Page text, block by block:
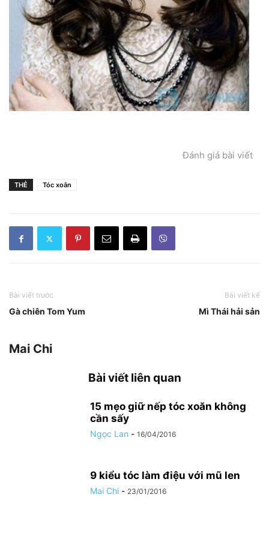
Đánh giá bài viết
THẺ Tóc xoắn
Bài viết trước
Gà chiên Tom Yum
Bài viết kế
Mì Thái hải sản
Mai Chi
Bài viết liên quan
15 mẹo giữ nếp tóc xoăn không
cần sấy
Ngọc Lan - 16/04/2016
9 kiểu tóc làm điệu với mũ len
Mai Chi - 23/01/2016